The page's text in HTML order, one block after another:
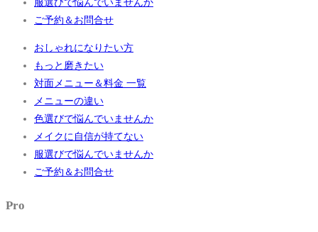
服選びで悩んでいませんか
ご予約＆お問合せ
おしゃれになりたい方
もっと磨きたい
対面メニュー＆料金 一覧
メニューの違い
色選びで悩んでいませんか
メイクに自信が持てない
服選びで悩んでいませんか
ご予約＆お問合せ
Pro